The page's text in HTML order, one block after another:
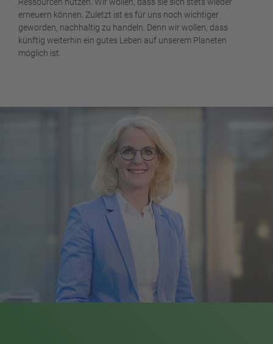
Ressourcen nutzen. Wir wollen, dass sie sich stets wieder
erneuern können. Zuletzt ist es für uns noch wichtiger
geworden, nachhaltig zu handeln. Denn wir wollen, dass
künftig weiterhin ein gutes Leben auf unserem Planeten
möglich ist.